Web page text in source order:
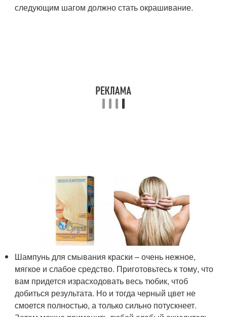
следующим шагом должно стать окрашивание.
Шампунь для смывания краски – очень нежное,
мягкое и слабое средство. Приготовьтесь к тому, что
вам придется израсходовать весь тюбик, чтоб
добиться результата. Но и тогда черный цвет не
смоется полностью, а только сильно потускнеет.